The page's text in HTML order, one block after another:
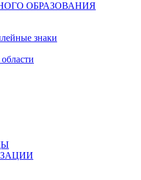
ОБРАЗОВАНИЯ
знаки